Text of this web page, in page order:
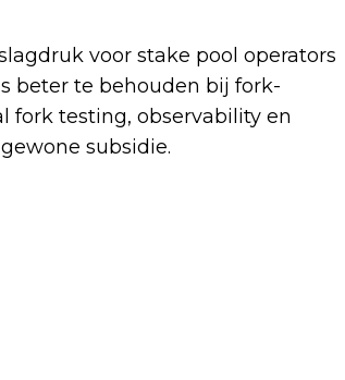
voor stake pool operators
beter te behouden bij fork-
fork testing, observability en
subsidie.